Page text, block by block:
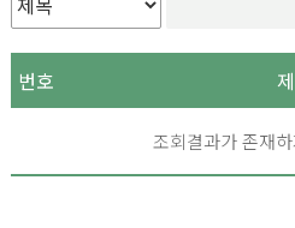
번호
조회결과가 존재